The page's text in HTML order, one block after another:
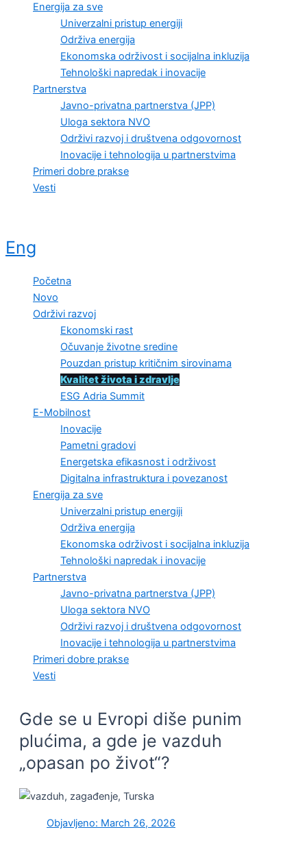
Energija za sve
Univerzalni pristup energiji
Održiva energija
Ekonomska održivost i socijalna inkluzija
Tehnološki napredak i inovacije
Partnerstva
Javno-privatna partnerstva (JPP)
Uloga sektora NVO
Održivi razvoj i društvena odgovornost
Inovacije i tehnologija u partnerstvima
Primeri dobre prakse
Vesti
Eng
Početna
Novo
Održivi razvoj
Ekonomski rast
Očuvanje životne sredine
Pouzdan pristup kritičnim sirovinama
Kvalitet života i zdravlje
ESG Adria Summit
E-Mobilnost
Inovacije
Pametni gradovi
Energetska efikasnost i održivost
Digitalna infrastruktura i povezanost
Energija za sve
Univerzalni pristup energiji
Održiva energija
Ekonomska održivost i socijalna inkluzija
Tehnološki napredak i inovacije
Partnerstva
Javno-privatna partnerstva (JPP)
Uloga sektora NVO
Održivi razvoj i društvena odgovornost
Inovacije i tehnologija u partnerstvima
Primeri dobre prakse
Vesti
Gde se u Evropi diše punim
plućima, a gde je vazduh
„opasan po život“?
Objavljeno: March 26, 2026